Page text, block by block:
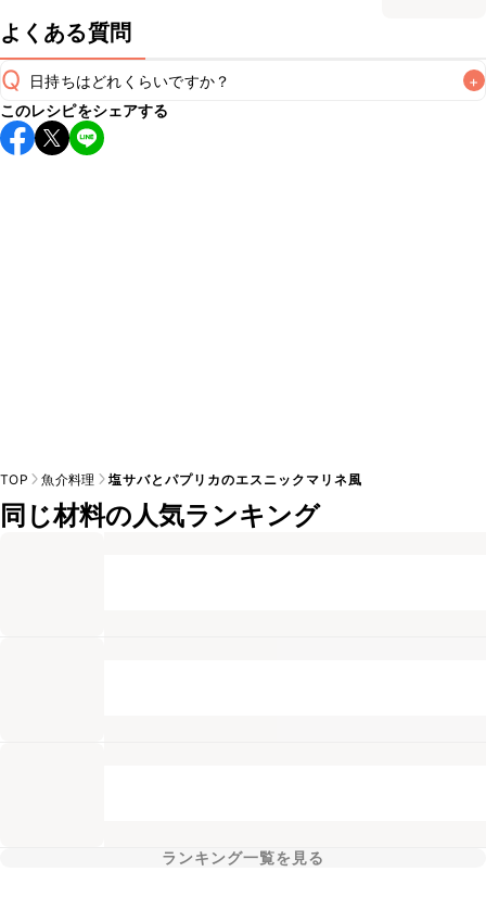
よくある質問
Q 日持ちはどれくらいですか？ +
保存期間は冷蔵で当日中が目安です。なるべくお早めにお召
し上がりください。
このレシピをシェアする
TOP 魚介料理 塩サバとパプリカのエスニックマリネ風
同じ材料の人気ランキング
ランキング一覧を見る